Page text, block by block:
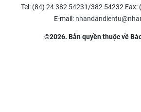
Tel: (84) 24 382 54231/382 54232 Fax:
E-mail:
©2026. Bản quyền thuộc về